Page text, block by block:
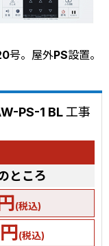
号。屋外PS設置。
PS-1 BL 工事
ところ
(税込)
(税込)